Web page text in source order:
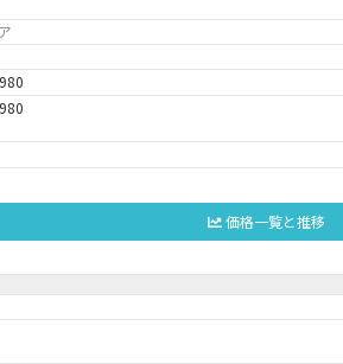
価格一覧と推移